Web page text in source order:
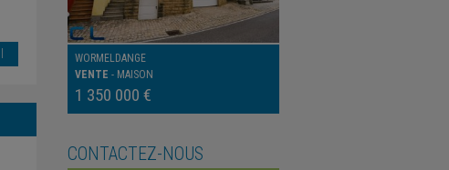
WORMELDANGE
VENTE - MAISON
1 350 000 €
CONTACTEZ-NOUS